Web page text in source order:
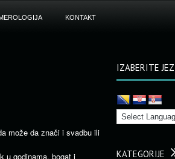
KONTAKT
može da znači i svadbu ili
u godinama, bogat i
IZABERITE
KATEGORIJE